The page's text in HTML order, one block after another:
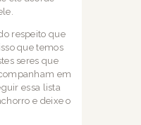
respeito que
que temos
seres que
em
essa lista
e deixe o